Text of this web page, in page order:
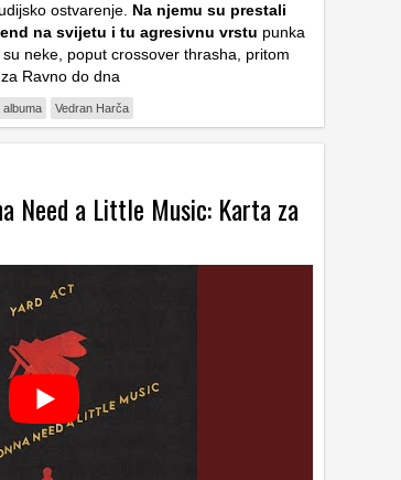
ostvarenje. Na njemu su prestali
na svijetu i tu agresivnu vrstu punka
neke, poput crossover thrasha, pritom
za Ravno do dna
albuma Vedran Harča
Need a Little Music: Karta za